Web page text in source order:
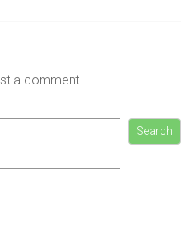
a comment.
Search